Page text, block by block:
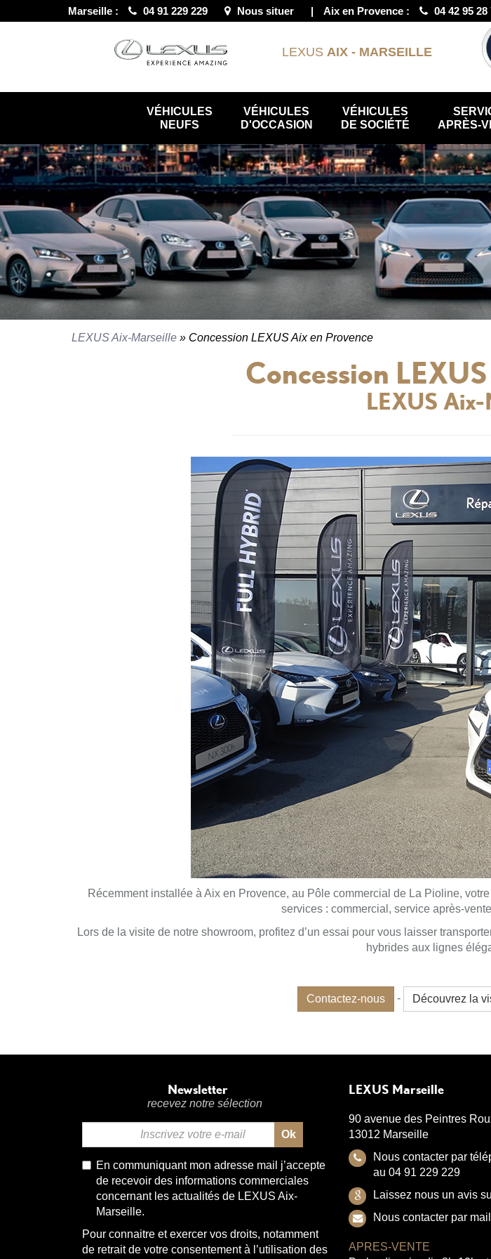
Marseille : 04 91 229 229 Nous situer | Aix en Provence : 04 42 95 28
LEXUS AIX - MARSEILLE
VÉHICULES
NEUFS
VÉHICULES
D'OCCASION
VÉHICULES
DE SOCIÉTÉ
APRÈS-
LEXUS Aix-Marseille » Concession LEXUS Aix en Provence
Concession
LEXUS
Récemment installée à Aix en Provence, au Pôle commercial de La Pioline,
services : commercial, service après-
Lors de la visite de notre showroom, profitez d’un essai pour vous laisser
hybrides aux lignes
Contactez-nous - Découvrez la
Newsletter
recevez notre sélection
En communiquant mon adresse mail j’accepte
de recevoir des informations commerciales
concernant les actualités de LEXUS Aix-
Marseille.
Pour connaitre et exercer vos droits, notamment
de retrait de votre consentement à l’utilisation des
Ok
LEXUS Marseille
90 avenue des Peintres
13012 Marseille
Nous contacter par
au 04 91 229 229
Laissez nous un avis
Nous contacter par mail
APRES-VENTE